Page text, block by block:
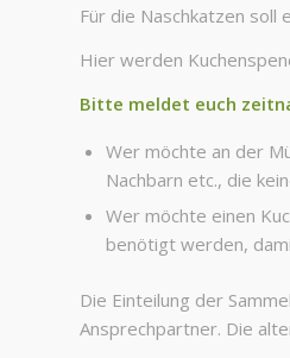
Für die Naschkatzen soll
Hier werden
Bitte meldet euch
Wer möchte an der
Nachbarn etc., die
Wer möchte einen
benötigt werden,
Die Einteilung der
Ansprechpartner. Die